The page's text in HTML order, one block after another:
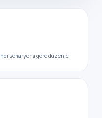
senaryona göre düzenle.